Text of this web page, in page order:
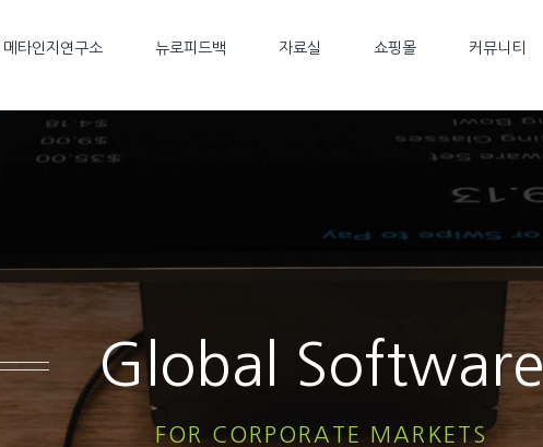
메타인지연구소 뉴로피드백 자료실 쇼핑몰 커뮤니티
Global Software
FOR CORPORATE MARKETS